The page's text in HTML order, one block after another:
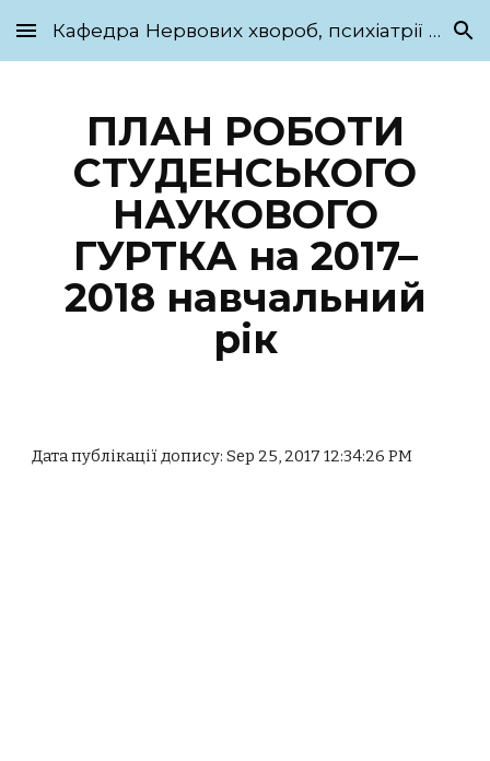
Skip to main content Skip to navigation
Кафедра Нервових хвороб, психіатрії та медичної психології ім. С.М. Савенка
ПЛАН РОБОТИ
СТУДЕНСЬКОГО
НАУКОВОГО
ГУРТКА на 2017–
2018 навчальний
рік
Дата публікації допису: Sep 25, 2017 12:34:26 PM